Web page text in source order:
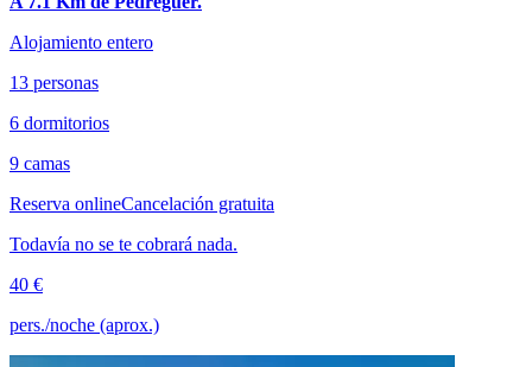
Alojamiento entero
13 personas
6 dormitorios
9 camas
Reserva onlineCancelación gratuita
Todavía no se te cobrará nada.
40 €
pers./noche (aprox.)